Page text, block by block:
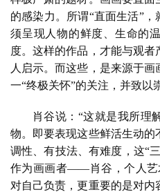
的感染力。所谓“直面生活”
须呈现人物的鲜度、生命的
度。这样的作品，才能与观
人启示。而这些，是来源于
一“终极关怀”的关注，并致以
肖谷说：“这就是我所理
物。即要表现这些鲜活生动
调性、有技法、有难度，这“
作为画画者——肖谷，个人艺
对自己负责，更重要的是对